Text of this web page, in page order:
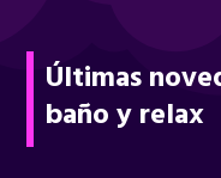
Últimas
baño y relax